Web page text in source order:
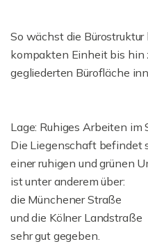
So wächst die
kompakten Einheit bis hin
gegliederten Bürofläche
Lage: Ruhiges Arbeiten im
Die Liegenschaft befindet
einer ruhigen und grünen
ist unter anderem über:
die Münchener Straße
und die Kölner Landstraße
sehr gut gegeben.